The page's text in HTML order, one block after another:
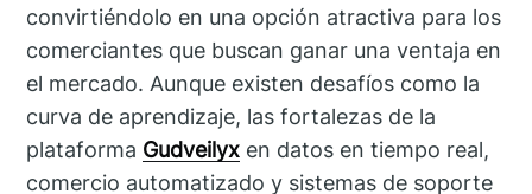
convirtiéndolo en una opción atractiva para los
comerciantes que buscan ganar una ventaja en
el mercado. Aunque existen desafíos como la
curva de aprendizaje, las fortalezas de la
plataforma Gudveilyx en datos en tiempo real,
comercio automatizado y sistemas de soporte